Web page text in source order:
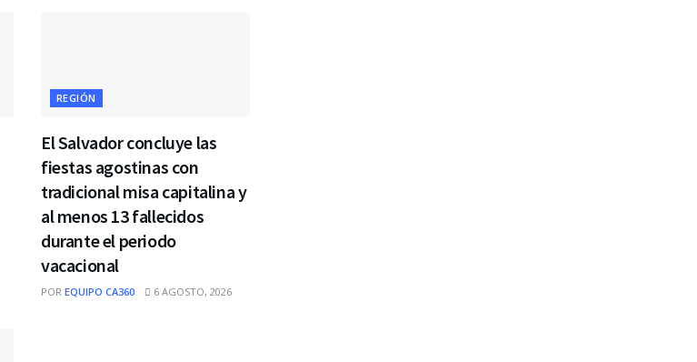
REGIÓN
El Salvador concluye las
fiestas agostinas con
tradicional misa capitalina y
al menos 13 fallecidos
durante el periodo
vacacional
POR EQUIPO CA360 6 AGOSTO, 2026